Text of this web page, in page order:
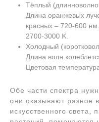
Тёплый
Длина оранжевых
красных – 720-600
2700-3000 K.
Холодный
Длина волн
Цветовая
Обе части спектра
они оказывают разное
искусственного света,